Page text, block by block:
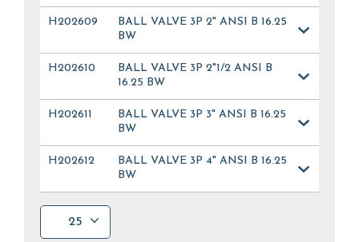
H202609
BALL VALVE 3P 2" ANSI B 16.25
BW
H202610
BALL VALVE 3P 2"1/2 ANSI B
16.25 BW
H202611
BALL VALVE 3P 3" ANSI B 16.25
BW
H202612
BALL VALVE 3P 4" ANSI B 16.25
BW
25